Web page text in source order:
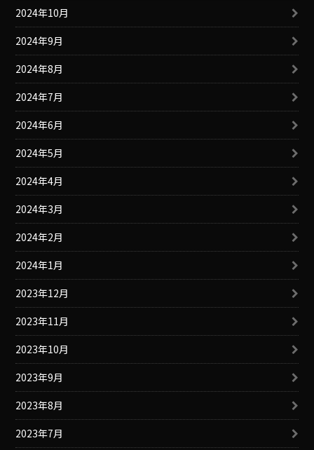
2024年10月
2024年9月
2024年8月
2024年7月
2024年6月
2024年5月
2024年4月
2024年3月
2024年2月
2024年1月
2023年12月
2023年11月
2023年10月
2023年9月
2023年8月
2023年7月